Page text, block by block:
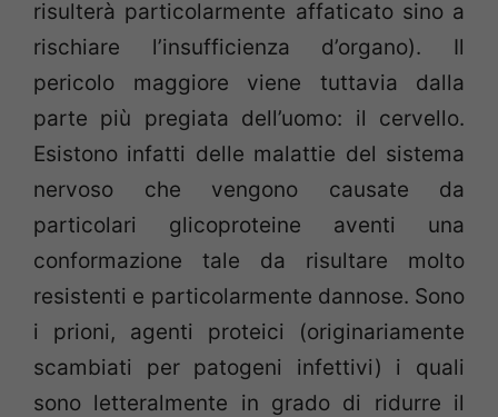
risulterà particolarmente affaticato sino a
rischiare l’insufficienza d’organo). Il
pericolo maggiore viene tuttavia dalla
parte più pregiata dell’uomo: il cervello.
Esistono infatti delle malattie del sistema
nervoso che vengono causate da
particolari glicoproteine aventi una
conformazione tale da risultare molto
resistenti e particolarmente dannose. Sono
i prioni, agenti proteici (originariamente
scambiati per patogeni infettivi) i quali
sono letteralmente in grado di ridurre il